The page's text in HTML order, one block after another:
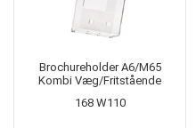
Brochureholder A6/M65
Kombi Væg/Fritstående
168 W110